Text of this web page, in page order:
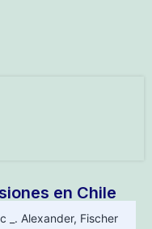
en Chile
_. Alexander, Fischer